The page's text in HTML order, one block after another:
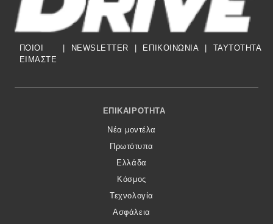
ΠΟΙΟΙ
ΕΙΜΑΣΤΕ
NEWSLETTER ΕΠΙΚΟΙΝΩΝΙΑ TAYTOTHTA
Footer Menu
ΕΠΙΚΑΙΡΌΤΗΤΑ
Νέα μοντέλα
Πρωτότυπα
Ελλάδα
Κόσμος
Τεχνολογία
Ασφάλεια